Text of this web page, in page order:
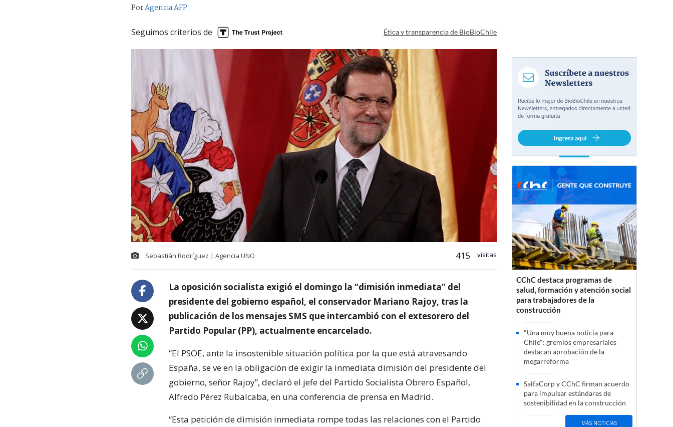
PorAgencia AFP
Seguimos criterios de Ética y transparencia de BioBioChile
Sebastián Rodríguez | Agencia UNO 415 visitas
La oposición socialista exigió el domingo la “dimisión inmediata” del
presidente del gobierno español, el conservador Mariano Rajoy, tras la
publicación de los mensajes SMS que intercambió con el extesorero del
Partido Popular (PP), actualmente encarcelado.
“El PSOE, ante la insostenible situación política por la que está atravesando
España, se ve en la obligación de exigir la inmediata dimisión del presidente del
gobierno, señor Rajoy”, declaró el jefe del Partido Socialista Obrero Español,
Alfredo Pérez Rubalcaba, en una conferencia de prensa en Madrid.
“Esta petición de dimisión inmediata rompe todas las relaciones con el Partido
CChC destaca programas de
salud, formación y atención social
para trabajadores de la
construcción
"Una muy buena noticia para
Chile": gremios empresariales
destacan aprobación de la
megarreforma
SalfaCorp y CChC firman acuerdo
para impulsar estándares de
sostenibilidad en la construcción
MÁS NOTICIAS